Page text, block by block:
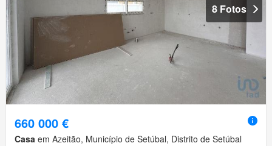
8 Fotos
660 000 €
Casa em Azeitão, Município de Setúbal, Distrito de Setúbal